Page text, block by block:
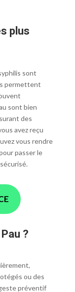
plus
sont
permettent
sont bien
des
avez reçu
vous rendre
passer le
?
ou des
préventif